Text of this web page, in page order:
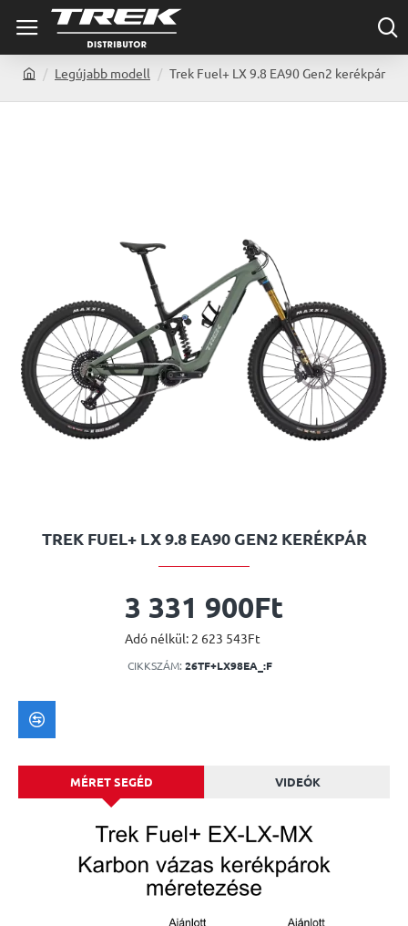
o
Legújabb modell Trek Fuel+ LX 9.8 EA90 Gen2 kerékpár
TREK FUEL+ LX 9.8 EA90 GEN2 KERÉKPÁR
3 331 900Ft
Adó nélkül: 2 623 543Ft
CIKKSZÁM: 26TF+LX98EA_:F
MÉRET SEGÉD VIDEÓK